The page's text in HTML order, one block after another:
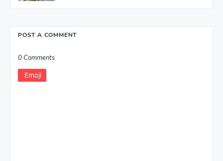
POST A COMMENT
0 Comments
Emoji